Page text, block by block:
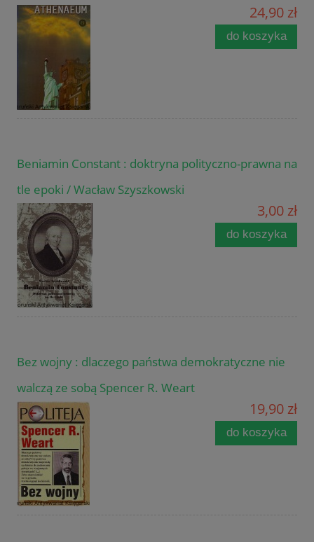
24,90 zł
do koszyka
Beniamin Constant : doktryna polityczno-prawna na
tle epoki / Wacław Szyszkowski
3,00 zł
do koszyka
Bez wojny : dlaczego państwa demokratyczne nie
walczą ze sobą Spencer R. Weart
19,90 zł
do koszyka